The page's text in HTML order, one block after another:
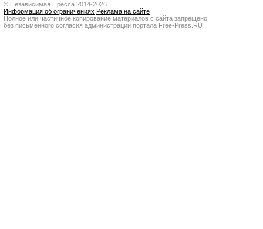
© Независимая Пресса 2014-2026
Информация об ограничениях Реклама на сайте
Полное или частичное копирование материалов с сайта запрещено
без письменного согласия администрации портала Free-Press.RU